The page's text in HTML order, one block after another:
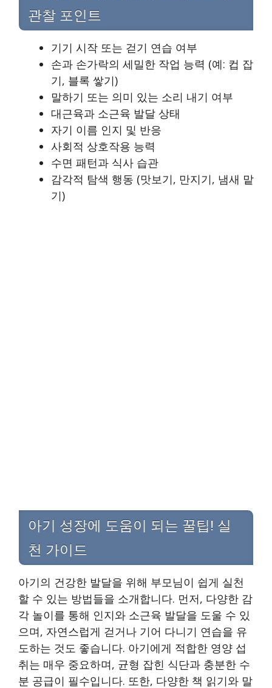
관찰 포인트
기기 시작 또는 걷기 연습 여부
손과 손가락의 세밀한 작업 능력 (예: 컵 잡
기, 블록 쌓기)
말하기 또는 의미 있는 소리 내기 여부
대근육과 소근육 발달 상태
자기 이름 인지 및 반응
사회적 상호작용 능력
수면 패턴과 식사 습관
감각적 탐색 행동 (맛보기, 만지기, 냄새 맡
기)
아기 성장에 도움이 되는 꿀팁! 실
천 가이드
아기의 건강한 발달을 위해 부모님이 쉽게 실천
할 수 있는 방법들을 소개합니다. 먼저, 다양한 감
각 놀이를 통해 인지와 소근육 발달을 도울 수 있
으며, 자연스럽게 걷거나 기어 다니기 연습을 유
도하는 것도 좋습니다. 아기에게 적합한 영양 섭
취는 매우 중요하며, 균형 잡힌 식단과 충분한 수
분 공급이 필수입니다. 또한, 다양한 책 읽기와 말